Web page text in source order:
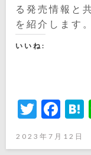
る発売情報と
を紹介します。
いいね:
投
日:
2023年7月12日